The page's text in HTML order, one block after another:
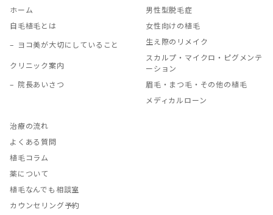
ホーム
自毛植毛とは
ヨコ美が大切にしていること
クリニック案内
院長あいさつ
男性型脱毛症
女性向けの植毛
生え際のリメイク
スカルプ・マイクロ・ピグメンテ
ーション
眉毛・まつ毛・その他の植毛
メディカルローン
治療の流れ
よくある質問
植毛コラム
薬について
植毛なんでも相談室
カウンセリング予約